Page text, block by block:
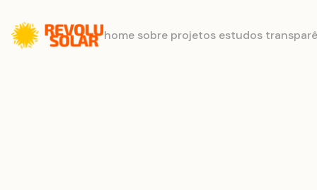
home sobre projetos estudos